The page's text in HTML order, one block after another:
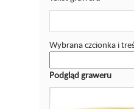
Wybrana czcionka i
Podgląd graweru